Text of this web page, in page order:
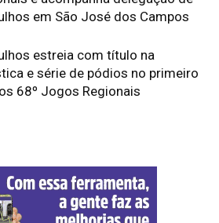
em São José dos Campos
estreia com título na
e série de pódios no primeiro
68º Jogos Regionais